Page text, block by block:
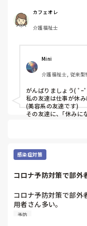
カフェオレ
介護福祉士
Mini
介護福祉士, 従来型
がんばりましょう( ﾟｰ
私の友達は仕事が休
(美容系の友達です)
その友達に、｢休みに
｢休みになるわけな
感染症対策
コロナ予防対策で部外
コロナ予防対策で部外
用者さん多い。
いつまで続くんだろう
予防